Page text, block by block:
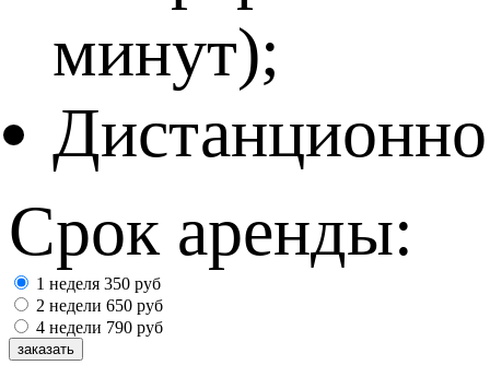
минут);
Срок аренды:
1 неделя 350 руб
2 недели 650 руб
4 недели 790 руб